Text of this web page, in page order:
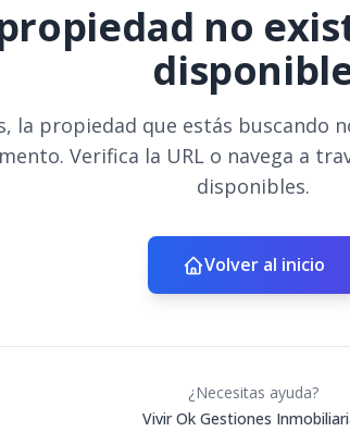
no
la propiedad que estás buscando
Verifica la URL o navega a
disponibles.
Volver al inicio
¿Necesitas ayuda?
Vivir Ok Gestiones